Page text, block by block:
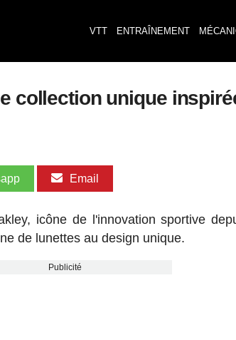
VTT ENTRAÎNEMENT
collection unique
Email
icône de l'innovation sportive
de lunettes au design unique.
Publicité